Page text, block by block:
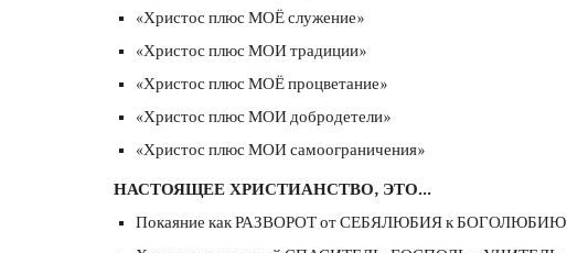
«Христос плюс МОЁ служение»
«Христос плюс МОИ традиции»
«Христос плюс МОЁ процветание»
«Христос плюс МОИ добродетели»
«Христос плюс МОИ самоограничения»
НАСТОЯЩЕЕ ХРИСТИАНСТВО, ЭТО...
Покаяние как РАЗВОРОТ от СЕБЯЛЮБИЯ к БОГОЛЮБИЮ